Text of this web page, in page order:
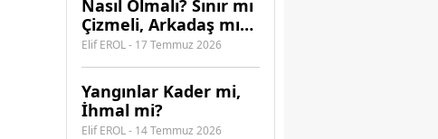
Nasıl Olmalı? Sınır mı
Çizmeli, Arkadaş mı
Olmalı?
Elif EROL - 17 Temmuz 2026
Yangınlar Kader mi,
İhmal mi?
Elif EROL - 14 Temmuz 2026